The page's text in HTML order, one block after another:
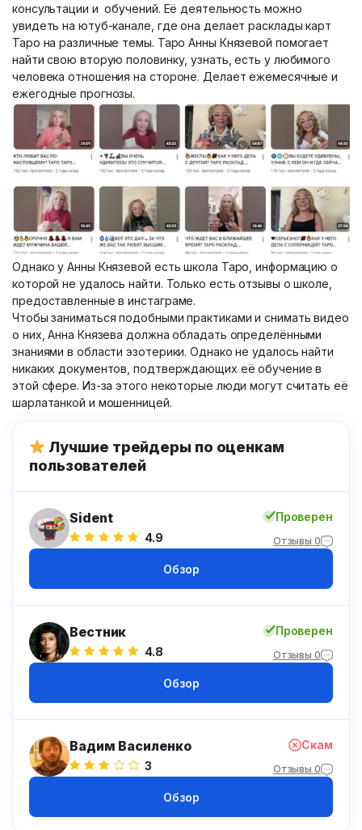
консультации и обучений. Её деятельность можно
увидеть на ютуб-канале, где она делает расклады карт
Таро на различные темы. Таро Анны Князевой помогает
найти свою вторую половинку, узнать, есть у любимого
человека отношения на стороне. Делает ежемесячные и
ежегодные прогнозы.
Однако у Анны Князевой есть школа Таро, информацию о
которой не удалось найти. Только есть отзывы о школе,
предоставленные в инстаграме.
Чтобы заниматься подобными практиками и снимать видео
о них, Анна Князева должна обладать определёнными
знаниями в области эзотерики. Однако не удалось найти
никаких документов, подтверждающих её обучение в
этой сфере. Из-за этого некоторые люди могут считать её
шарлатанкой и мошенницей.
Лучшие трейдеры по оценкам
пользователей
Sident
4.9
Проверен
Отзывы 0
Обзор
Вестник
4.8
Проверен
Отзывы 0
Обзор
Вадим Василенко
3
Скам
Отзывы 0
Обзор